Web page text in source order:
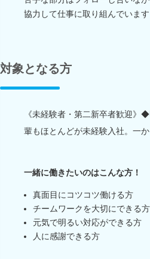
協力して仕事に取り組んでいま
対象となる方
《未経験者・第二新卒者歓迎
輩もほとんどが未経験入社。一
一緒に働きたいのはこんな方！
真面目にコツコツ働ける方
チームワークを大切にできる方
元気で明るい対応ができる方
人に感謝できる方